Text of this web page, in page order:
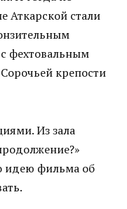
Аткарской стали
фехтовальным
крепости
Из зала
идею фильма об